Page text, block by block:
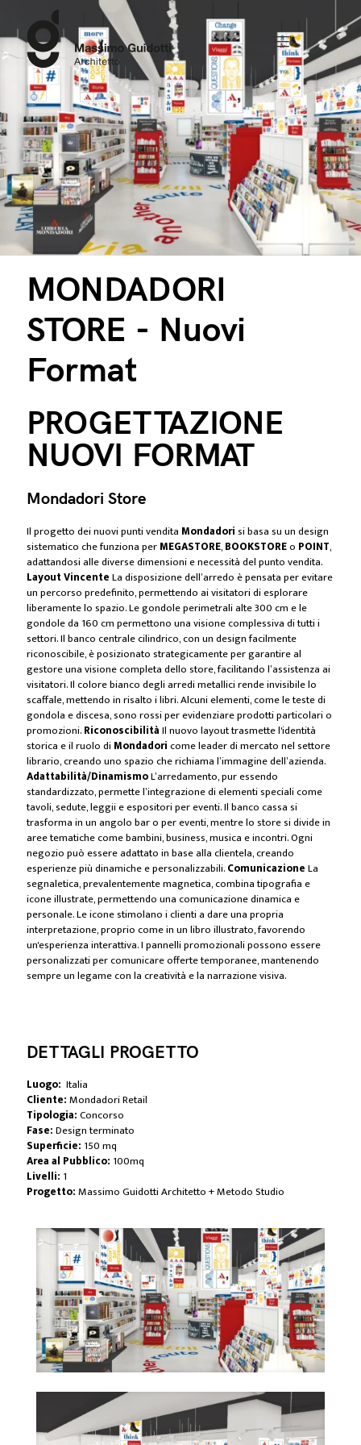
MONDADORI
STORE - Nuovi
Format
PROGETTAZIONE
NUOVI FORMAT
Mondadori Store
Il progetto dei nuovi punti vendita Mondadorisi basa su un design
sistematico che funziona perMEGASTORE,BOOKSTOREo POINT,
adattandosi alle diverse dimensioni e necessità del punto vendita.
Layout VincenteLa disposizione dell’arredo è pensata per evitare
un percorso predefinito, permettendo ai visitatori di esplorare
liberamente lo spazio. Le gondole perimetrali alte 300 cm e le
gondole da 160 cm permettono una visione complessiva di tutti i
settori. Il banco centrale cilindrico, con un design facilmente
riconoscibile, è posizionato strategicamente per garantire al
gestore una visione completa dello store, facilitando l’assistenza ai
visitatori. Il colore bianco degli arredi metallici rende invisibile lo
scaffale, mettendo in risalto i libri. Alcuni elementi, come le teste di
gondola e discesa, sono rossi per evidenziare prodotti particolari o
promozioni.RiconoscibilitàIl nuovo layout trasmette l'identità
storica e il ruolo diMondadoricome leader di mercato nel settore
librario, creando uno spazio che richiama l’immagine dell’azienda.
Adattabilità/DinamismoL’arredamento, pur essendo
standardizzato, permette l’integrazione di elementi speciali come
tavoli, sedute, leggii e espositori per eventi. Il banco cassa si
trasforma in un angolo bar o per eventi, mentre lo store si divide in
aree tematiche come bambini, business, musica e incontri. Ogni
negozio può essere adattato in base alla clientela, creando
esperienze più dinamiche e personalizzabili.ComunicazioneLa
segnaletica, prevalentemente magnetica, combina tipografia e
icone illustrate, permettendo una comunicazione dinamica e
personale. Le icone stimolano i clienti a dare una propria
interpretazione, proprio come in un libro illustrato, favorendo
un'esperienza interattiva. I pannelli promozionali possono essere
personalizzati per comunicare offerte temporanee, mantenendo
sempre un legame con la creatività e la narrazione visiva.
DETTAGLI PROGETTO
Luogo: Italia
Cliente:Mondadori Retail
Tipologia:Concorso
Fase:Design terminato
Superficie: 150 mq
Area al Pubblico: 100mq
Livelli: 1
Progetto:Massimo Guidotti Architetto + Metodo Studio